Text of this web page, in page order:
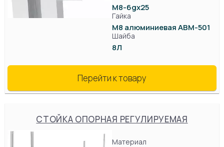
М8-6gx25
Гайка
М8 алюминиевая АВМ-501
Шайба
8Л
Перейти к товару
СТОЙКА ОПОРНАЯ РЕГУЛИРУЕМАЯ
Материал